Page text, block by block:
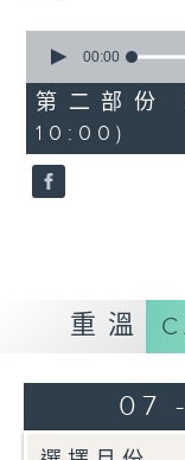
seconds
56
minutes,
9
seconds
00:00
第二部份
10:00)
重溫
07